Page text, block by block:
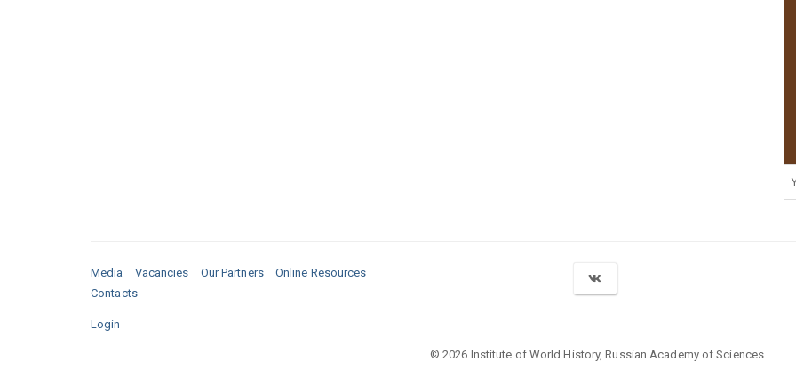
Media Vacancies Our Partners
Online Resources
Contacts
Login
© 2026 Institute of World History, Russian Academy of Sciences